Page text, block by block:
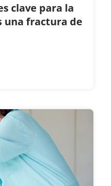
clave para la
una fractura de